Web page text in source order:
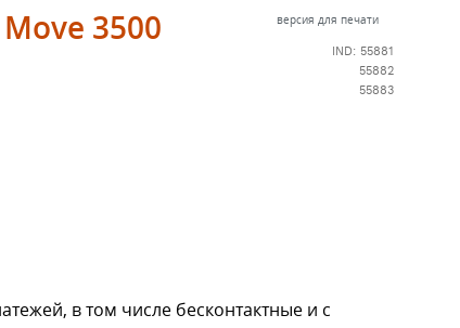
версия для печати
IND: 55881
55882
55883
3500
в том числе бесконтактные и с